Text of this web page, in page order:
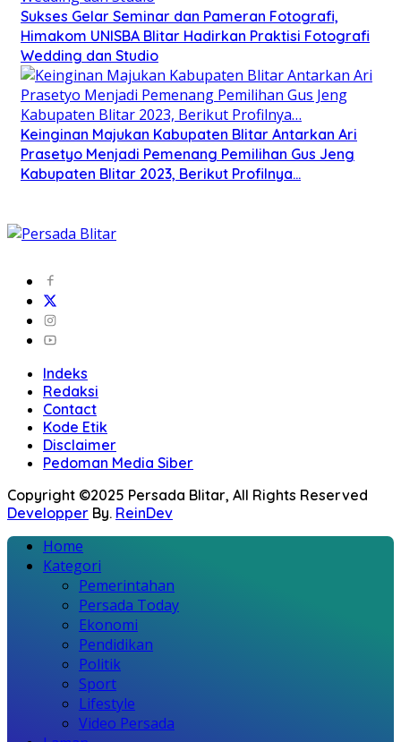
Sukses Gelar Seminar dan Pameran Fotografi,
Himakom UNISBA Blitar Hadirkan Praktisi Fotografi
Wedding dan Studio
Keinginan Majukan Kabupaten Blitar Antarkan Ari
Prasetyo Menjadi Pemenang Pemilihan Gus Jeng
Kabupaten Blitar 2023, Berikut Profilnya…
Indeks
Redaksi
Contact
Kode Etik
Disclaimer
Pedoman Media Siber
Copyright ©2025 Persada Blitar, All Rights Reserved
Developper By. ReinDev
Home
Kategori
Pemerintahan
Persada Today
Ekonomi
Pendidikan
Politik
Sport
Lifestyle
Video Persada